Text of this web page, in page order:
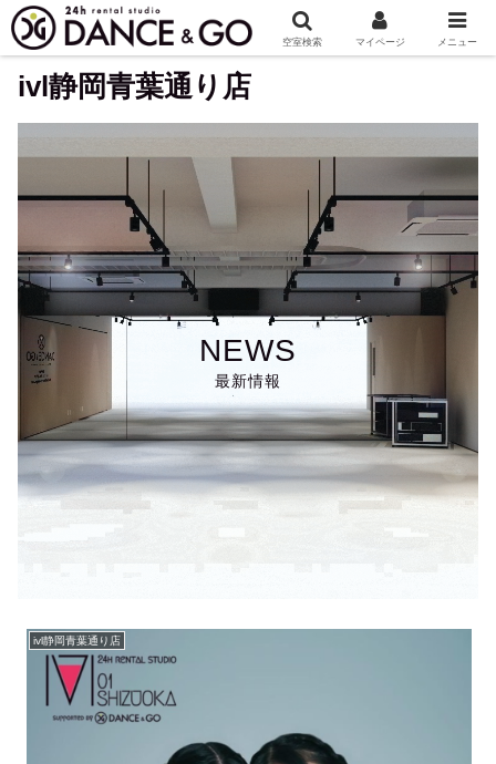
ホーム 店舗 ivl静岡青葉通り店
ivl静岡青葉通り店
NEWS
最新情報
ivl静岡青葉通り店
空室検索 マイページ メニュー